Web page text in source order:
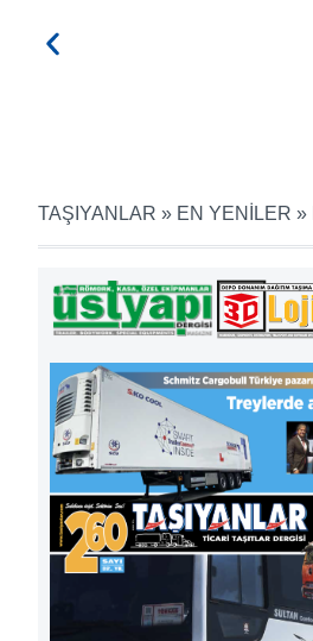
TAŞIYANLAR » EN YENİLER »